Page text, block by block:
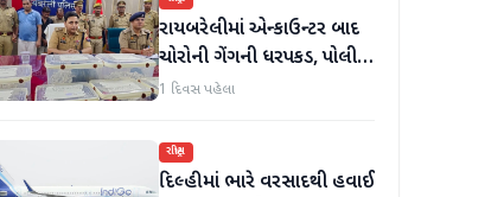
રાયબરેલીમાં એન્કાઉન્ટર બાદ
ચોરોની ગેંગની ધરપકડ, પોલીસે
12.4 કિલો ચાંદીના દાગીના
1 દિવસ પહેલા
રાષ્ટ્રીય
દિલ્હીમાં ભારે વરસાદથી હવાઈ